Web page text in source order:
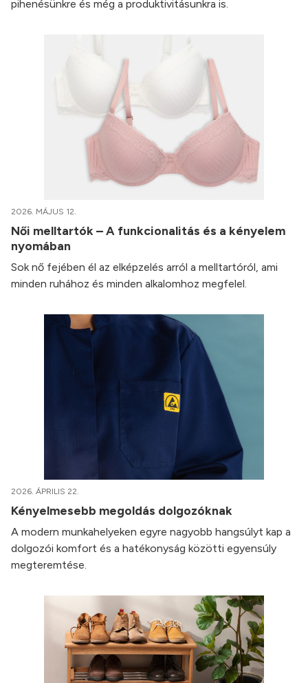
pihenésünkre és még a produktivitásunkra is.
2026. MÁJUS 12.
Női melltartók – A funkcionalitás és a kényelem
nyomában
Sok nő fejében él az elképzelés arról a melltartóról, ami
minden ruhához és minden alkalomhoz megfelel.
2026. ÁPRILIS 22.
Kényelmesebb megoldás dolgozóknak
A modern munkahelyeken egyre nagyobb hangsúlyt kap a
dolgozói komfort és a hatékonyság közötti egyensúly
megteremtése.